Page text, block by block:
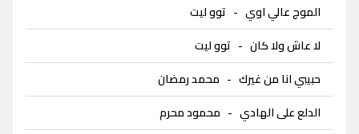
الموج عالي اوي - توو ليت
لا عاش ولا كان - توو ليت
حبيبي انا من غيرك - محمد رمضان
الدلع على الهادي - محمود محرم